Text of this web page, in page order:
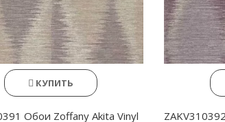
КУПИТЬ
Обои Zoffany Akita Vinyl